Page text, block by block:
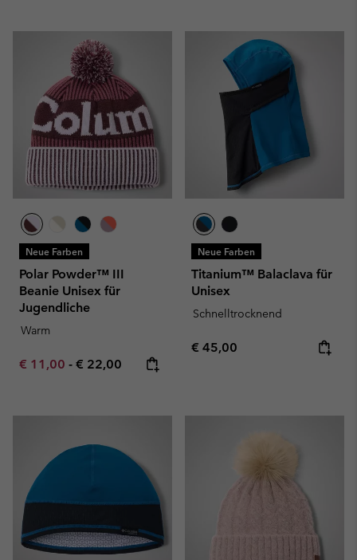
Neue Farben
Polar Powder™ III
Beanie Unisex für
Jugendliche
Warm
Minimum sale price:
€ 11,00 - Maximum price:
€ 22,00
Neue Farben
Titanium™ Balaclava für
Unisex
Schnelltrocknend
Regular price:
€ 45,00